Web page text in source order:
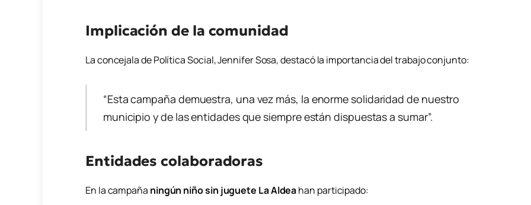
Implicación de la comunidad
La concejala de Política Social,Jennifer Sosa, destacó la importancia del trabajo conjunto:
“Esta campaña demuestra, una vez más, la enorme solidaridad de nuestro
municipio y de las entidades que siempre están dispuestas a sumar”.
Entidades colaboradoras
En la campaña ningún niño sin juguete La Aldeahan participado: